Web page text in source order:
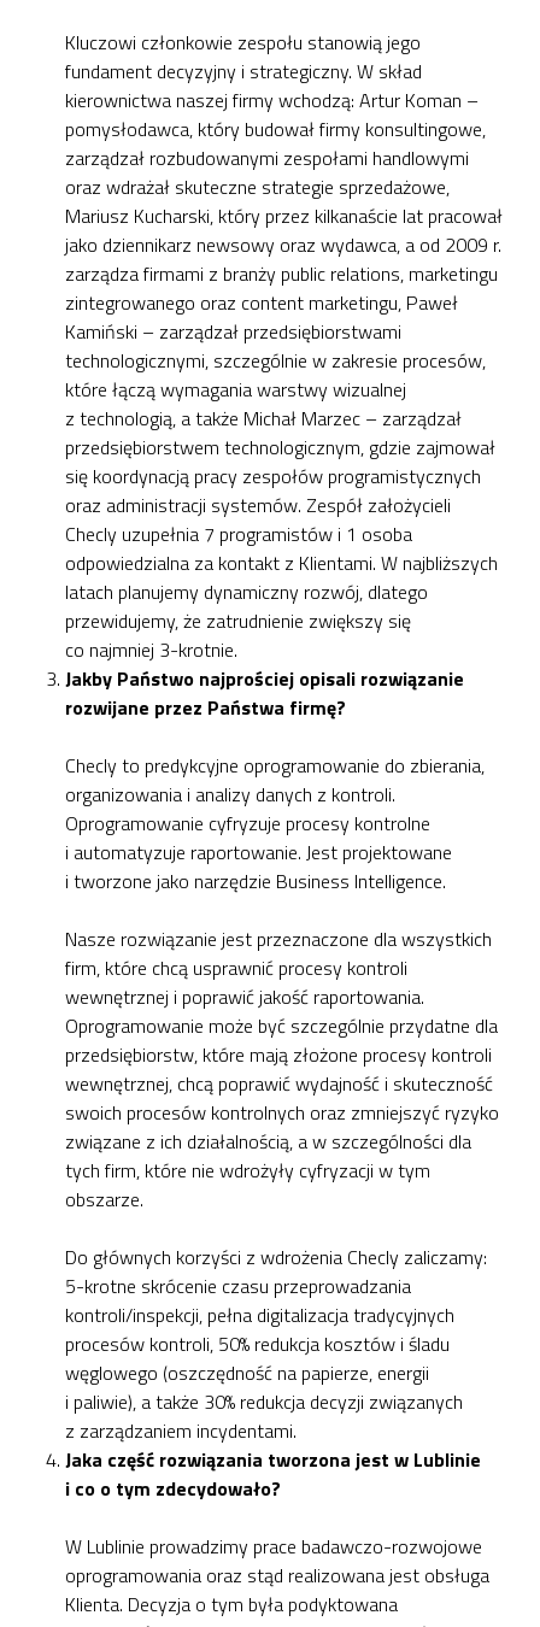
Kluczowi członkowie zespołu stanowią jego
fundament decyzyjny i strategiczny. W skład
kierownictwa naszej firmy wchodzą: Artur Koman –
pomysłodawca, który budował firmy konsultingowe,
zarządzał rozbudowanymi zespołami handlowymi
oraz wdrażał skuteczne strategie sprzedażowe,
Mariusz Kucharski, który przez kilkanaście lat pracował
jako dziennikarz newsowy oraz wydawca, a od 2009 r.
zarządza firmami z branży public relations, marketingu
zintegrowanego oraz content marketingu, Paweł
Kamiński – zarządzał przedsiębiorstwami
technologicznymi, szczególnie w zakresie procesów,
które łączą wymagania warstwy wizualnej
z technologią, a także Michał Marzec – zarządzał
przedsiębiorstwem technologicznym, gdzie zajmował
się koordynacją pracy zespołów programistycznych
oraz administracji systemów. Zespół założycieli
Checly uzupełnia 7 programistów i 1 osoba
odpowiedzialna za kontakt z Klientami. W najbliższych
latach planujemy dynamiczny rozwój, dlatego
przewidujemy, że zatrudnienie zwiększy się
co najmniej 3-krotnie.
Jakby Państwo najprościej opisali rozwiązanie
rozwijane przez Państwa firmę?
Checly to predykcyjne oprogramowanie do zbierania,
organizowania i analizy danych z kontroli.
Oprogramowanie cyfryzuje procesy kontrolne
i automatyzuje raportowanie. Jest projektowane
i tworzone jako narzędzie Business Intelligence.
Nasze rozwiązanie jest przeznaczone dla wszystkich
firm, które chcą usprawnić procesy kontroli
wewnętrznej i poprawić jakość raportowania.
Oprogramowanie może być szczególnie przydatne dla
przedsiębiorstw, które mają złożone procesy kontroli
wewnętrznej, chcą poprawić wydajność i skuteczność
swoich procesów kontrolnych oraz zmniejszyć ryzyko
związane z ich działalnością, a w szczególności dla
tych firm, które nie wdrożyły cyfryzacji w tym
obszarze.
Do głównych korzyści z wdrożenia Checly zaliczamy:
5-krotne skrócenie czasu przeprowadzania
kontroli/inspekcji, pełna digitalizacja tradycyjnych
procesów kontroli, 50% redukcja kosztów i śladu
węglowego (oszczędność na papierze, energii
i paliwie), a także 30% redukcja decyzji związanych
z zarządzaniem incydentami.
Jaka część rozwiązania tworzona jest w Lublinie
i co o tym zdecydowało?
W Lublinie prowadzimy prace badawczo-rozwojowe
oprogramowania oraz stąd realizowana jest obsługa
Klienta. Decyzja o tym była podyktowana